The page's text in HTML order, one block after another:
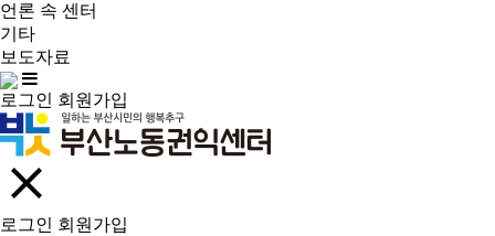
언론 속 센터
기타
보도자료
로그인 회원가입
로그인 회원가입